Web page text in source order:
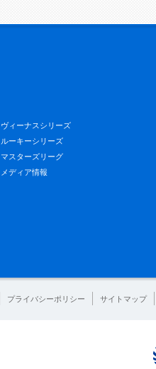
ヴィーナスシリーズ
ルーキーシリーズ
マスターズリーグ
メディア情報
プライバシーポリシー サイトマップ